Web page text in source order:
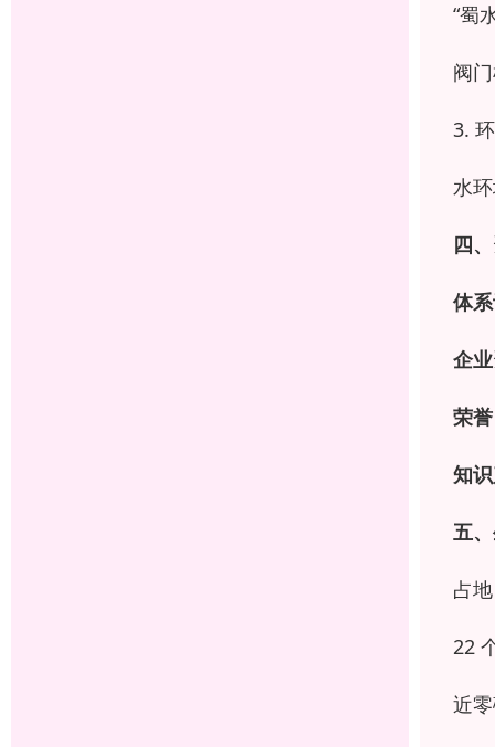
“蜀
阀
3.
水
四
体
企
荣誉
知
五
占
22
近